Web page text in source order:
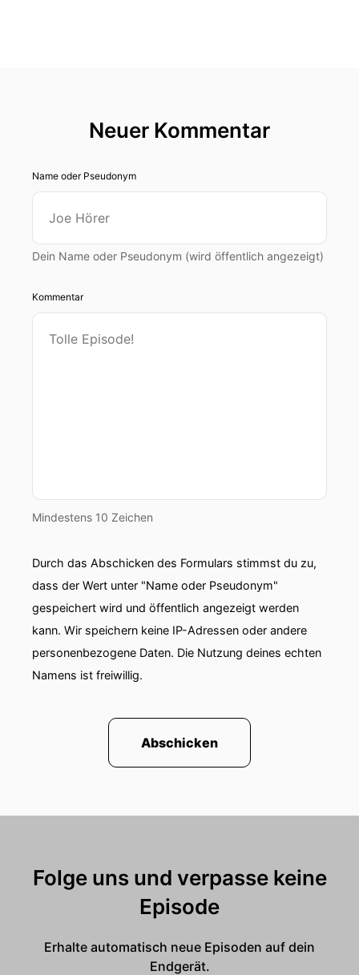
Neuer Kommentar
Name oder Pseudonym
Dein Name oder Pseudonym (wird öffentlich angezeigt)
Kommentar
Mindestens 10 Zeichen
Durch das Abschicken des Formulars stimmst du zu,
dass der Wert unter "Name oder Pseudonym"
gespeichert wird und öffentlich angezeigt werden
kann. Wir speichern keine IP-Adressen oder andere
personenbezogene Daten. Die Nutzung deines echten
Namens ist freiwillig.
Abschicken
Folge uns und verpasse keine
Episode
Erhalte automatisch neue Episoden auf dein
Endgerät.